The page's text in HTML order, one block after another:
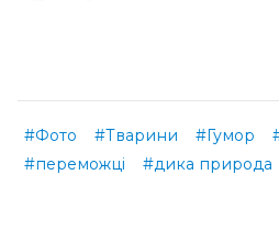
#Фото #Тварини #Гумор
#переможці
#дика природа